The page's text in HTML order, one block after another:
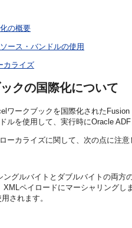
の概要
ース・バンドルの使用
カライズ
クの国際化について
ワークブックを国際化されたFusion
ルを使用して、実行時にOracle ADF
ーカライズに関して、次の点に注
グルバイトとダブルバイトの両
XMLペイロードにマーシャリング
されます。